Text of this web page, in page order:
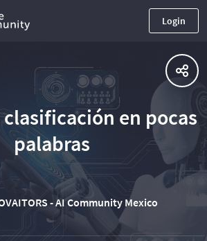
Login
clasificación en pocas
palabras
- AI Community Mexico